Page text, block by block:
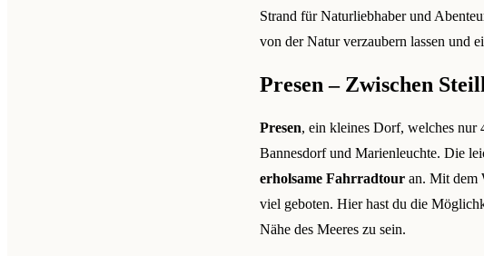
Strand für Naturliebhaber und
von der Natur verzaubern lassen und
Presen – Zwischen
Presen, ein kleines Dorf, welches nur
Bannesdorf und Marienleuchte. Die
erholsame Fahrradtour an. Mit dem
viel geboten. Hier hast du die
Nähe des Meeres zu sein.